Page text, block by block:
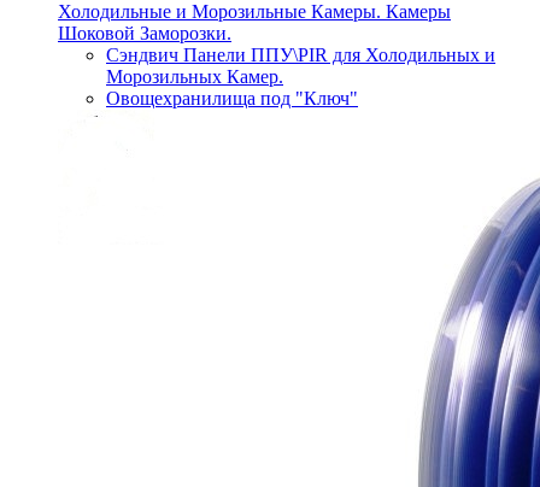
Холодильные и Морозильные Камеры. Камеры
Шоковой Заморозки.
Сэндвич Панели ППУ\PIR для Холодильных и
Морозильных Камер.
Овощехранилища под "Ключ"